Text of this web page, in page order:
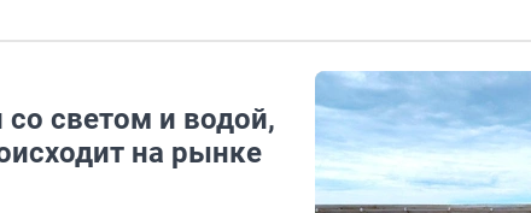
со светом и водой,
на рынке